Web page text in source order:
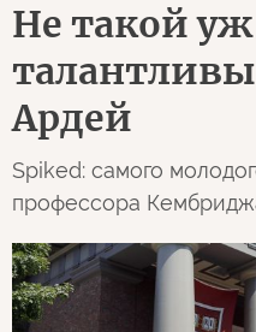
Не такой уж
Ардей
Spiked: самого
профессора